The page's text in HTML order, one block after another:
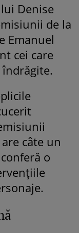
Denise
de la
Emanuel
cei care
câte un
o